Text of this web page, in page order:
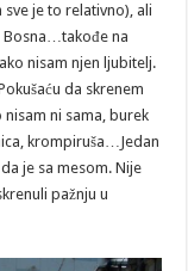
je to relativno), ali
Bosna…takođe na
nisam njen ljubitelj.
da skrenem
ni sama, burek
krompiruša…Jedan
je sa mesom. Nije
pažnju u